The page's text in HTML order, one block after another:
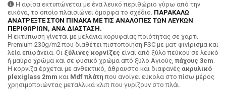
Η αφίσα εκτυπώνεται με ένα λευκό περιθώριο γύρω από την
εικόνα, το οποίο πλαισιώνει όμορφα το σχέδιο. ΠΑΡΑΚΑΛΩ
ΑΝΑΤΡΕΞΤΕ ΣΤΟΝ ΠΙΝΑΚΑ ΜΕ ΤΙΣ ΑΝΑΛΟΓΙΕΣ ΤΩΝ ΛΕΥΚΩΝ
ΠΕΡΙΘΩΡΙΩΝ, ΑΝΑ ΔΙΑΣΤΑΣΗ.
H εκτύπωση γίνεται με μελάνια κορυφαίας ποιότητας σε χαρτί
Premium 230g/m2 που διαθέτει πιστοποίηση FSC με ματ φινίρισμα και
λεία επιφάνεια. Οι ξύλινες κορνίζες είναι από ξύλο πεύκου σε λευκό
ή μαύρο χρώμα και σε φυσικό χρώμα από ξύλο Αγιούς, πάχους 3cm.
Η κορνίζα έρχεται με ανθεκτικό, άθραυστο και διαφανές ακρυλικό
plexiglass 2mm και Mdf πλάτη που ανοίγει εύκολα στο πίσω μέρος
χρησιμοποιώντας μεταλλικά κλιπ που γυρίζουν στο πλάι.